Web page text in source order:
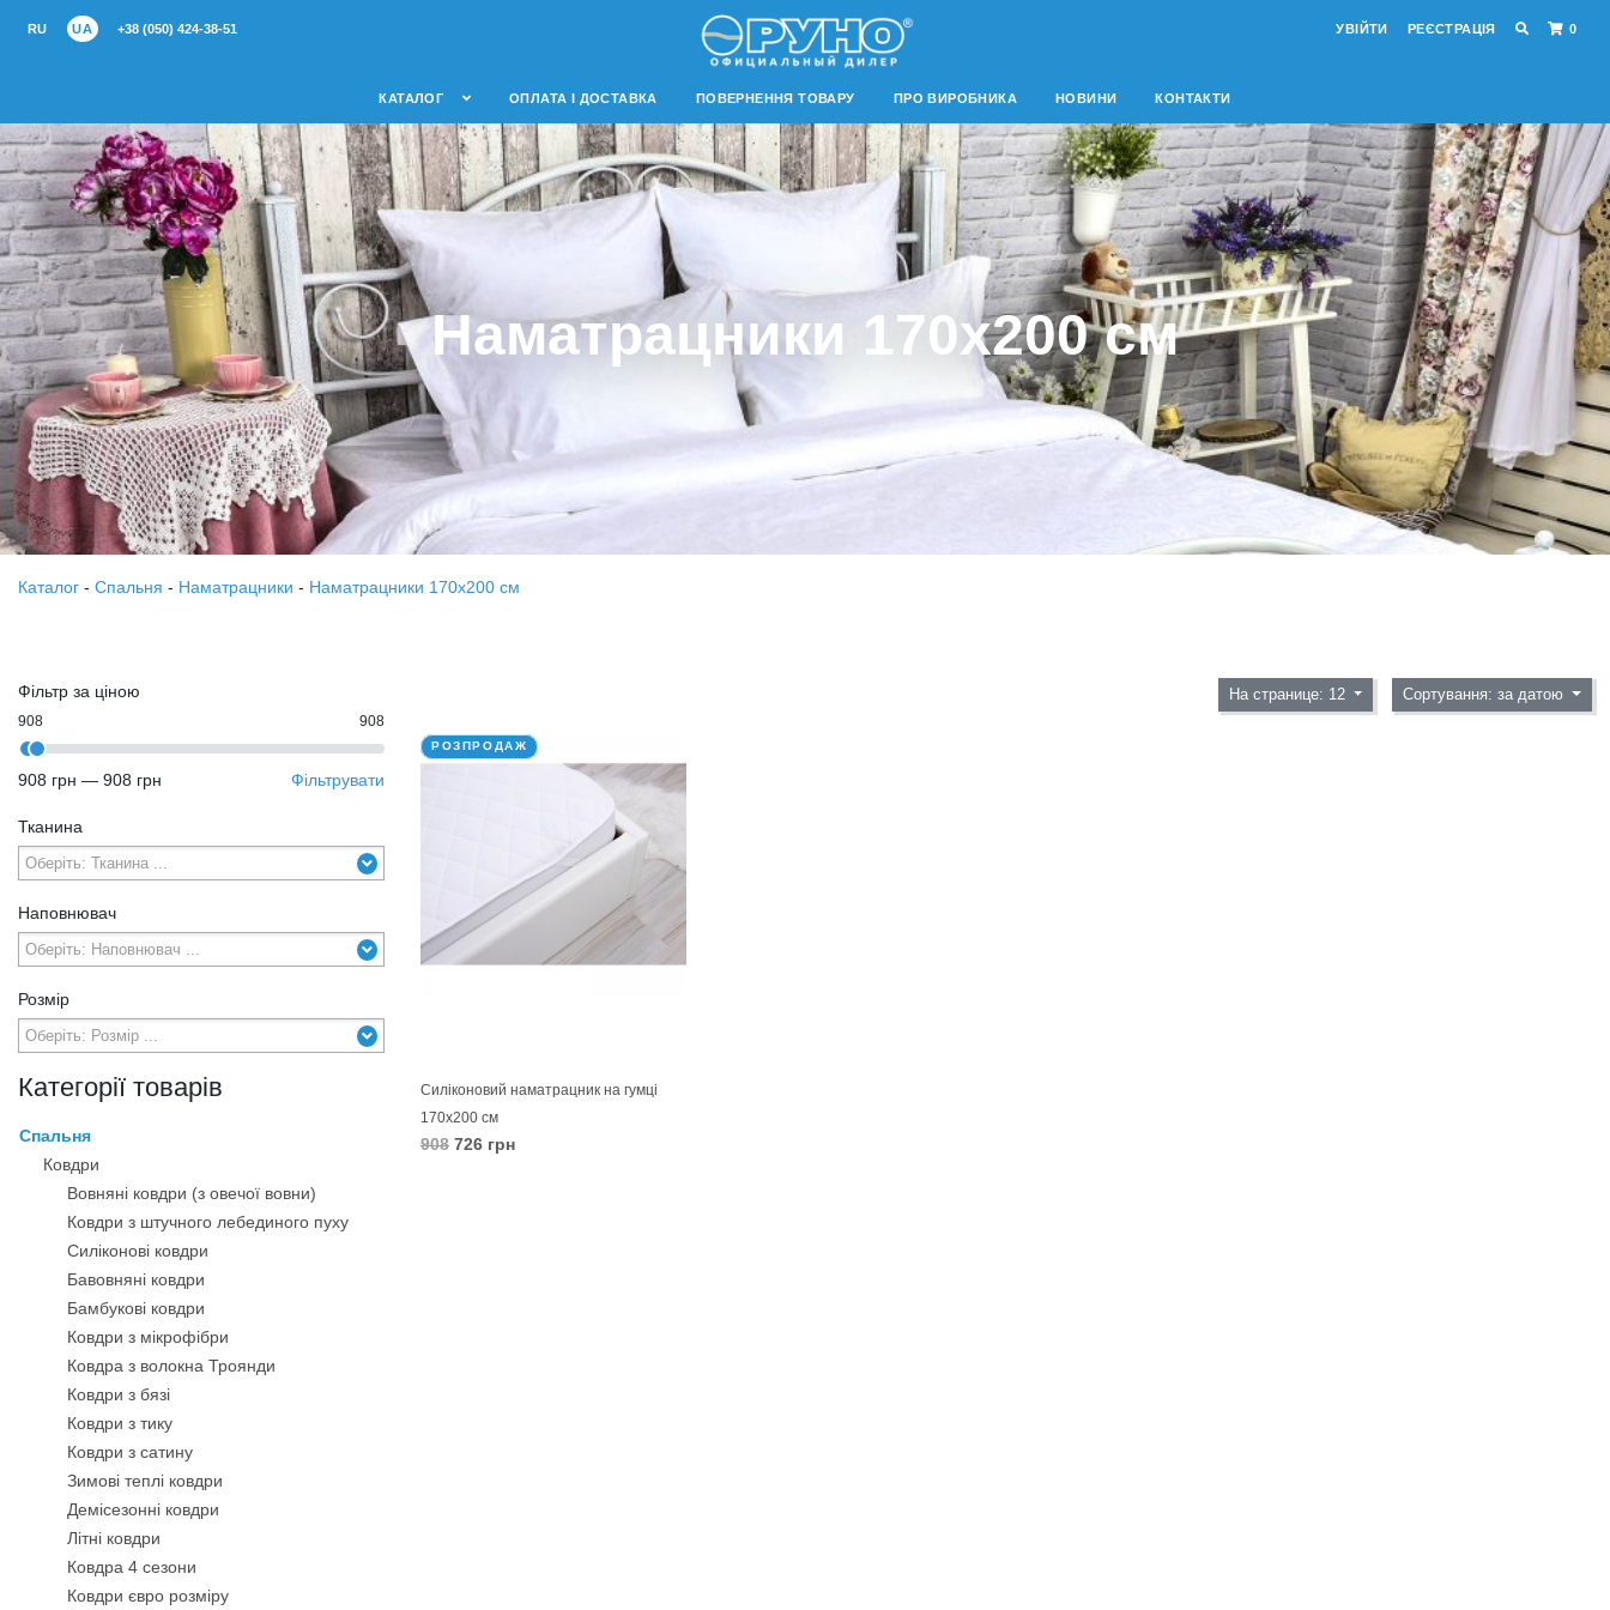
RU UA +38 (050) 424-38-51 УВІЙТИ РЕЄСТРАЦІЯ 0
КАТАЛОГ ОПЛАТА І ДОСТАВКА ПОВЕРНЕННЯ ТОВАРУ ПРО ВИРОБНИКА НОВИНИ КОНТАКТИ
Наматрацники 170х200 см
Каталог - Спальня - Наматрацники - Наматрацники 170х200 см
Фільтр за ціною
908 908
908 грн — 908 грн Фільтрувати
Тканина
Наповнювач
Розмір
Категорії товарів
Спальня
Ковдри
Вовняні ковдри (з овечої вовни)
Ковдри з штучного лебединого пуху
Силіконові ковдри
Бавовняні ковдри
Бамбукові ковдри
Ковдри з мікрофібри
Ковдра з волокна Троянди
Ковдри з бязі
Ковдри з тику
Ковдри з сатину
Зимові теплі ковдри
Демісезонні ковдри
Літні ковдри
Ковдра 4 сезони
Ковдри євро розміру
На странице: 12 Сортування: за датою
РОЗПРОДАЖ
Силіконовий наматрацник на гумці
170х200 см
908 726 грн